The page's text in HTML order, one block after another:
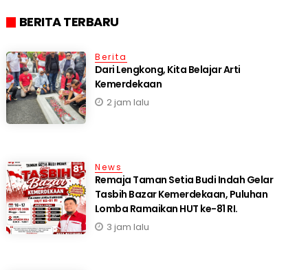
BERITA TERBARU
Berita
Dari Lengkong, Kita Belajar Arti
Kemerdekaan
2 jam lalu
News
Remaja Taman Setia Budi Indah Gelar
Tasbih Bazar Kemerdekaan, Puluhan
Lomba Ramaikan HUT ke-81 RI.
3 jam lalu